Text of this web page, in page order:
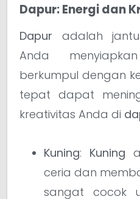
Dapur: Energi dan
Dapur adalah
Anda
berkumpul dengan
tepat dapat
kreativitas Anda di
Kuning: Kuning
ceria dan
sangat cocok